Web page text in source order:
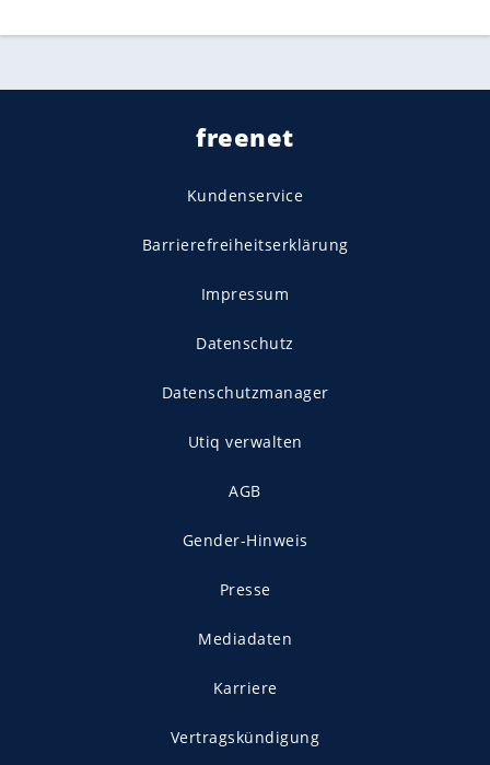
freenet
Kundenservice
Barrierefreiheitserklärung
Impressum
Datenschutz
Datenschutzmanager
Utiq verwalten
AGB
Gender-Hinweis
Presse
Mediadaten
Karriere
Vertragskündigung